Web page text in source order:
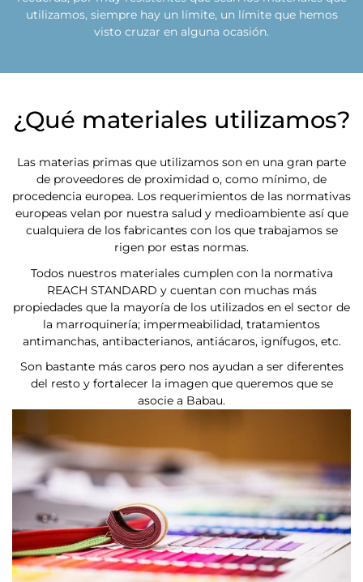
utilizamos, siempre hay un límite, un límite que hemos
visto cruzar en alguna ocasión.
¿Qué materiales utilizamos?
Las materias primas que utilizamos son en una gran parte
de proveedores de proximidad o, como mínimo, de
procedencia europea. Los requerimientos de las normativas
europeas velan por nuestra salud y medioambiente así que
cualquiera de los fabricantes con los que trabajamos se
rigen por estas normas.
Todos nuestros materiales cumplen con la normativa
REACH STANDARD y cuentan con muchas más
propiedades que la mayoría de los utilizados en el sector de
la marroquinería; impermeabilidad, tratamientos
antimanchas, antibacterianos, antiácaros, ignífugos, etc.
Son bastante más caros pero nos ayudan a ser diferentes
del resto y fortalecer la imagen que queremos que se
asocie a Babau.